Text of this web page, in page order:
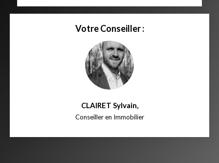
Votre Conseiller :
CLAIRET Sylvain,
Conseiller en Immobilier